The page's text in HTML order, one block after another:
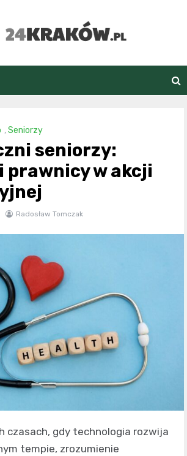
,Seniorzy
seniorzy:
prawnicy w akcji
Radosław Tomczak
czasach, gdy technologia rozwija
tempie, zrozumienie